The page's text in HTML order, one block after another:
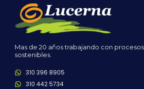
Mas de 20 años trabajando con procesos
sostenibles.
310 396 8905
310 442 5734